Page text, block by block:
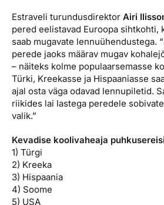
Tule tööle
Uudised
Estraveli turundusdirektor Airi
pered eelistavad Euroopa sihtkohti,
saab mugavate lennuühendustega.
perede jaoks määrav mugav
– näiteks kolme populaarsemasse
Türki, Kreekasse ja Hispaaniasse
ajal osta väga odavad lennupiletid.
riikides lai lastega peredele
valik.”
Kevadise koolivaheaja
1) Türgi
2) Kreeka
3) Hispaania
4) Soome
5) USA